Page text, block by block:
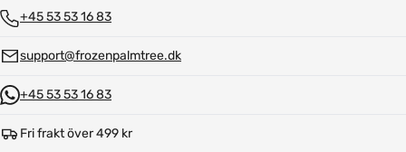
+45 53 53 16 83
support@frozenpalmtree.dk
+45 53 53 16 83
Fri frakt över 499 kr